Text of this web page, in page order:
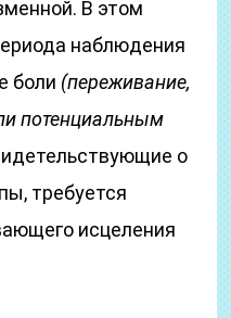
В этом
наблюдения
боли (переживание,
потенциальным
о
требуется
исцеления